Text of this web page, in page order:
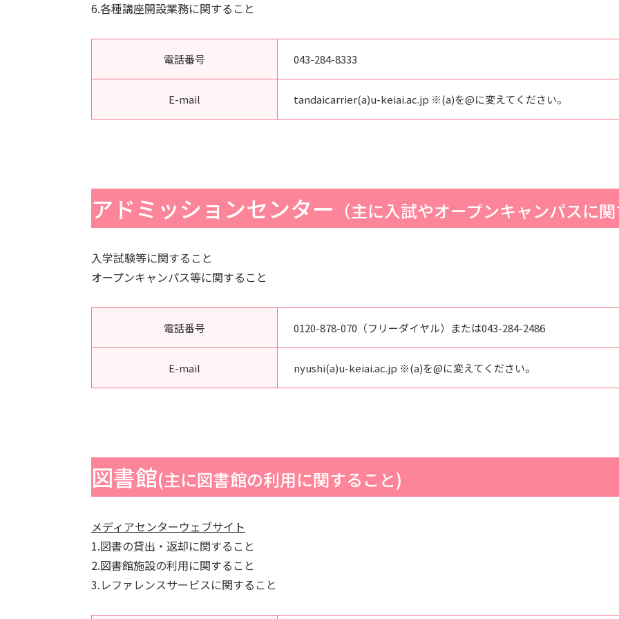
6.各種講座開設業務に関すること
電話番号 043-284-8333
E-mail tandaicarrier(a)u-keiai.ac.jp ※(a)を@に変えてください。
アドミッションセンター （主に入試やオープンキャンパスに関
入学試験等に関すること
オープンキャンパス等に関すること
電話番号 0120-878-070（フリーダイヤル）または043-284-2486
E-mail nyushi(a)u-keiai.ac.jp ※(a)を@に変えてください。
図書館(主に図書館の利用に関すること)
メディアセンターウェブサイト
1.図書の貸出・返却に関すること
2.図書館施設の利用に関すること
3.レファレンスサービスに関すること